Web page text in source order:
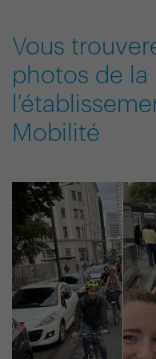
Vous
photos de
Mobilité